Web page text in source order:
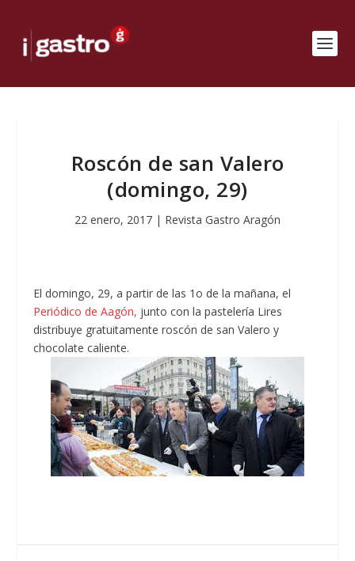
Roscón de san Valero
(domingo, 29)
22 enero, 2017 | Revista Gastro Aragón
El domingo, 29, a partir de las 1o de la mañana, el
Periódico de Aagón, junto con la pastelería Lires
distribuye gratuitamente roscón de san Valero y
chocolate caliente.